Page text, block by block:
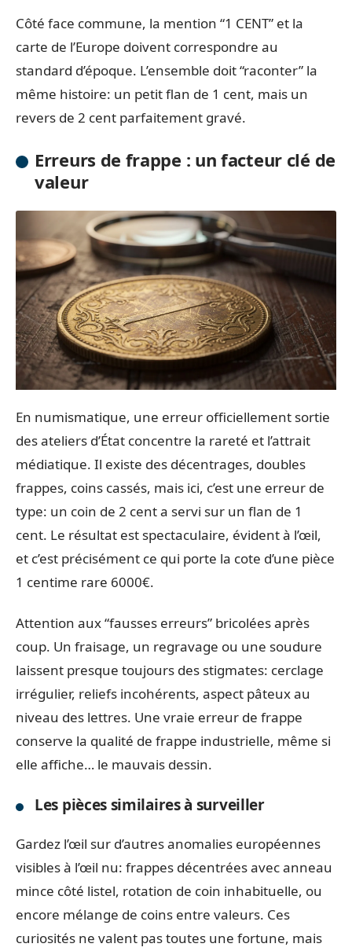
Côté face commune, la mention “1 CENT” et la
carte de l’Europe doivent correspondre au
standard d’époque. L’ensemble doit “raconter” la
même histoire: un petit flan de 1 cent, mais un
revers de 2 cent parfaitement gravé.
Erreurs de frappe : un facteur clé de
valeur
En numismatique, une erreur officiellement sortie
des ateliers d’État concentre la rareté et l’attrait
médiatique. Il existe des décentrages, doubles
frappes, coins cassés, mais ici, c’est une erreur de
type: un coin de 2 cent a servi sur un flan de 1
cent. Le résultat est spectaculaire, évident à l’œil,
et c’est précisément ce qui porte la cote d’une pièce
1 centime rare 6000€.
Attention aux “fausses erreurs” bricolées après
coup. Un fraisage, un regravage ou une soudure
laissent presque toujours des stigmates: cerclage
irrégulier, reliefs incohérents, aspect pâteux au
niveau des lettres. Une vraie erreur de frappe
conserve la qualité de frappe industrielle, même si
elle affiche… le mauvais dessin.
Les pièces similaires à surveiller
Gardez l’œil sur d’autres anomalies européennes
visibles à l’œil nu: frappes décentrées avec anneau
mince côté listel, rotation de coin inhabituelle, ou
encore mélange de coins entre valeurs. Ces
curiosités ne valent pas toutes une fortune, mais